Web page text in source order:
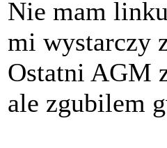
Nie mam
mi wystarczy
Ostatni AGM
ale zgubilem